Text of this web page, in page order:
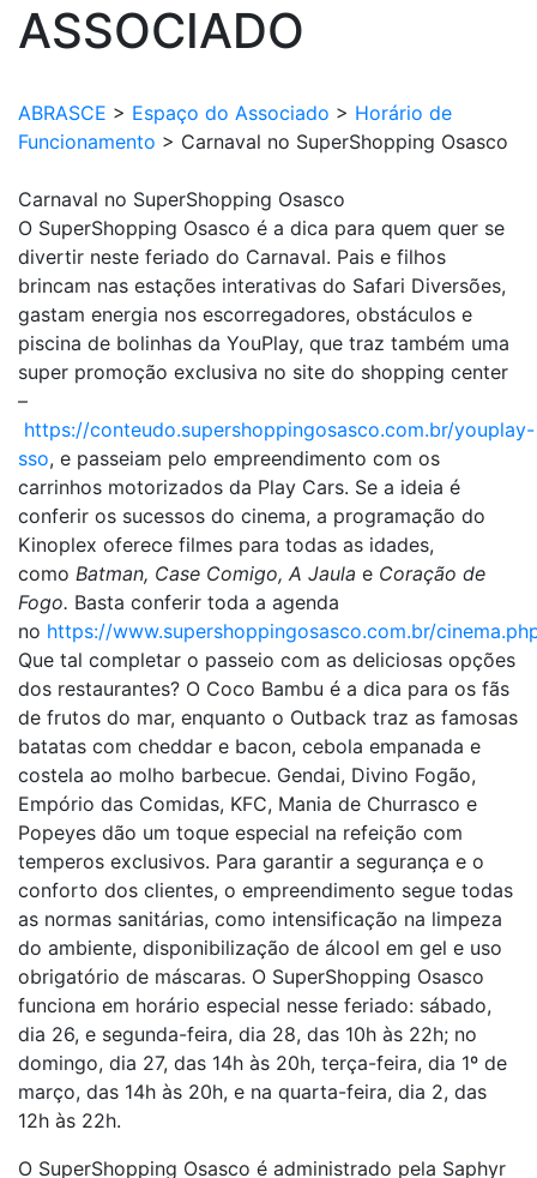
ASSOCIADO
ABRASCE > Espaço do Associado > Horário de
Funcionamento > Carnaval no SuperShopping Osasco
Carnaval no SuperShopping Osasco
O SuperShopping Osasco é a dica para quem quer se
divertir neste feriado do Carnaval. Pais e filhos
brincam nas estações interativas do Safari Diversões,
gastam energia nos escorregadores, obstáculos e
piscina de bolinhas da YouPlay, que traz também uma
super promoção exclusiva no site do shopping center
–
https://conteudo.supershoppingosasco.com.br/youplay-
sso, e passeiam pelo empreendimento com os
carrinhos motorizados da Play Cars. Se a ideia é
conferir os sucessos do cinema, a programação do
Kinoplex oferece filmes para todas as idades,
como Batman, Case Comigo, A Jaula e Coração de
Fogo. Basta conferir toda a agenda
no https://www.supershoppingosasco.com.br/
Que tal completar o passeio com as deliciosas opções
dos restaurantes? O Coco Bambu é a dica para os fãs
de frutos do mar, enquanto o Outback traz as famosas
batatas com cheddar e bacon, cebola empanada e
costela ao molho barbecue. Gendai, Divino Fogão,
Empório das Comidas, KFC, Mania de Churrasco e
Popeyes dão um toque especial na refeição com
temperos exclusivos. Para garantir a segurança e o
conforto dos clientes, o empreendimento segue todas
as normas sanitárias, como intensificação na limpeza
do ambiente, disponibilização de álcool em gel e uso
obrigatório de máscaras. O SuperShopping Osasco
funciona em horário especial nesse feriado: sábado,
dia 26, e segunda-feira, dia 28, das 10h às 22h; no
domingo, dia 27, das 14h às 20h, terça-feira, dia 1º de
março, das 14h às 20h, e na quarta-feira, dia 2, das
12h às 22h.
O SuperShopping Osasco é administrado pela Saphyr